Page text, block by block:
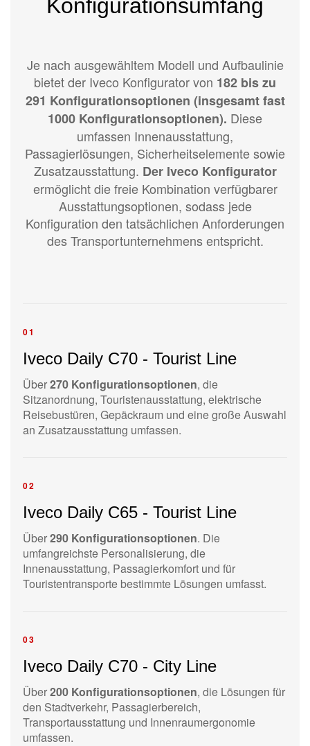
Konfigurationsumfang
Je nach ausgewähltem Modell und Aufbaulinie
bietet der Iveco Konfigurator von 182 bis zu
291 Konfigurationsoptionen (insgesamt fast
1000 Konfigurationsoptionen). Diese
umfassen Innenausstattung,
Passagierlösungen, Sicherheitselemente sowie
Zusatzausstattung. Der Iveco Konfigurator
ermöglicht die freie Kombination verfügbarer
Ausstattungsoptionen, sodass jede
Konfiguration den tatsächlichen Anforderungen
des Transportunternehmens entspricht.
01
Iveco Daily C70 - Tourist Line
Über270 Konfigurationsoptionen, die
Sitzanordnung, Touristenausstattung, elektrische
Reisebustüren, Gepäckraum und eine große Auswahl
an Zusatzausstattung umfassen.
02
Iveco Daily C65 - Tourist Line
Über290 Konfigurationsoptionen. Die
umfangreichste Personalisierung, die
Innenausstattung, Passagierkomfort und für
Touristentransporte bestimmte Lösungen umfasst.
03
Iveco Daily C70 - City Line
Über200 Konfigurationsoptionen, die Lösungen für
den Stadtverkehr, Passagierbereich,
Transportausstattung und Innenraumergonomie
umfassen.